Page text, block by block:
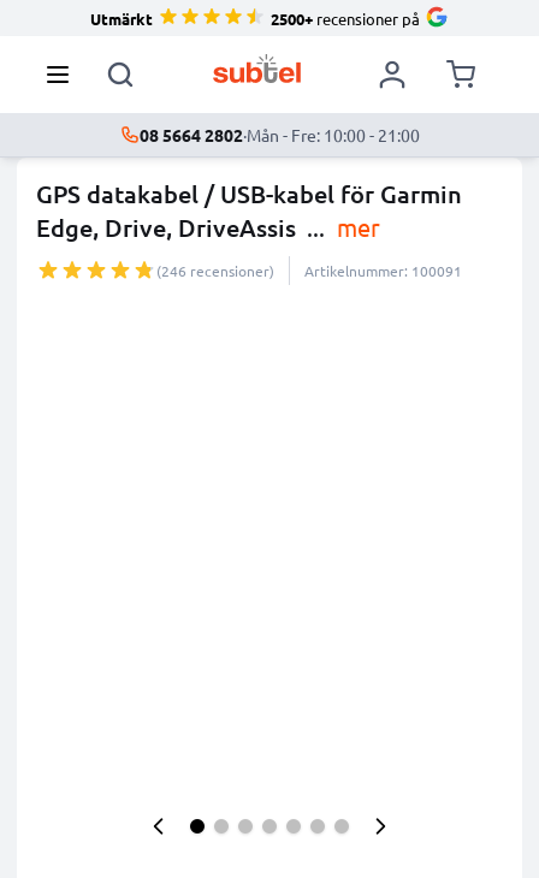
Utmärkt 2500+ recensioner på
08 5664 2802·Mån - Fre: 10:00 - 21:00
GPS datakabel / USB-kabel för Garmin
Edge, Drive, DriveAssis ... mer
(246 recensioner) Artikelnummer: 100091